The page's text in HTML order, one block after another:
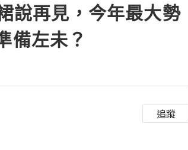
說再見，今年最大勢
備左未？
追蹤